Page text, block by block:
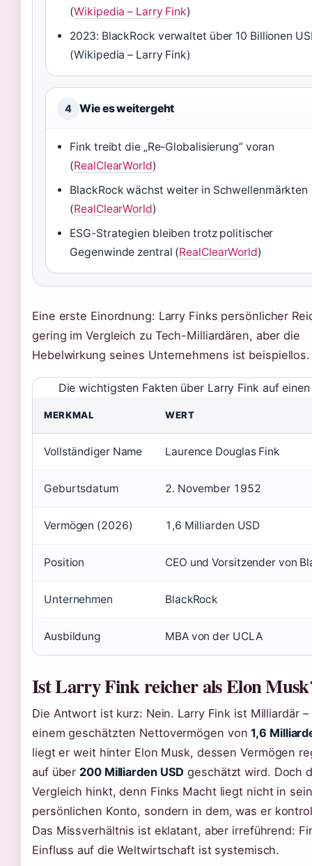
(Wikipedia – Larry Fink)
2023: BlackRock verwaltet über 10 Billionen
(Wikipedia – Larry Fink)
4 Wie es weitergeht
Fink treibt die „Re-Globalisierung” voran
(RealClearWorld)
BlackRock wächst weiter in Schwellenmärkten
(RealClearWorld)
ESG-Strategien bleiben trotz politischer
Gegenwinde zentral (RealClearWorld)
Eine erste Einordnung: Larry Finks persönlicher
gering im Vergleich zu Tech-Milliardären, aber die
Hebelwirkung seines Unternehmens ist beispiellos.
Die wichtigsten Fakten über Larry Fink auf
MERKMAL WERT
Vollständiger Name Laurence Douglas Fink
Geburtsdatum 2. November 1952
Vermögen (2026) 1,6 Milliarden USD
Position CEO und Vorsitzender von
Unternehmen BlackRock
Ausbildung MBA von der UCLA
Ist Larry Fink reicher als Elon
Die Antwort ist kurz: Nein. Larry Fink ist Milliardär –
einem geschätzten Nettovermögen von1,6
liegt er weit hinter Elon Musk, dessen Vermögen
auf über 200 Milliarden USD geschätzt wird. Doch
Vergleich hinkt, denn Finks Macht liegt nicht in
persönlichen Konto, sondern in dem, was er
Das Missverhältnis ist eklatant, aber irreführend:
Einfluss auf die Weltwirtschaft ist systemisch.